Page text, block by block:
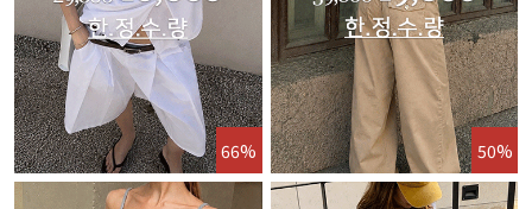
66% 50%